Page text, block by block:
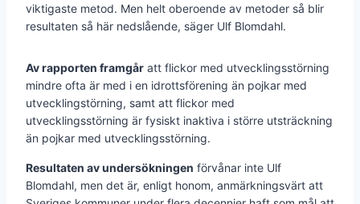
viktigaste metod. Men helt oberoende av metoder så blir
resultaten så här nedslående, säger Ulf Blomdahl.
Av rapporten framgår att flickor med utvecklingsstörning
mindre ofta är med i en idrottsförening än pojkar med
utvecklingstörning, samt att flickor med
utvecklingsstörning är fysiskt inaktiva i större utsträckning
än pojkar med utvecklingsstörning.
Resultaten av undersökningen förvånar inte Ulf
Blomdahl, men det är, enligt honom, anmärkningsvärt att